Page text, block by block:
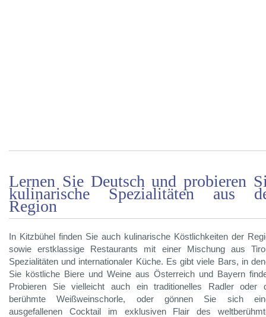
Lernen Sie Deutsch und probieren
kulinarische Spezialitäten aus
Region
In Kitzbühel finden Sie auch kulinarische Köstlichkeiten der
sowie erstklassige Restaurants mit einer Mischung aus
Spezialitäten und internationaler Küche. Es gibt viele Bars, in
Sie köstliche Biere und Weine aus Österreich und Bayern
Probieren Sie vielleicht auch ein traditionelles Radler oder
berühmte Weißweinschorle, oder gönnen Sie sich
ausgefallenen Cocktail im exklusiven Flair des